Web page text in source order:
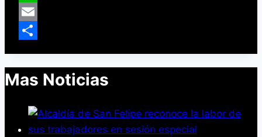
Line
Email
Mas Noticias